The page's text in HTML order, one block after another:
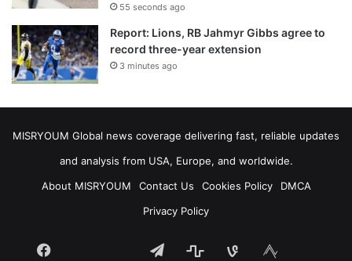
55 seconds ago
Report: Lions, RB Jahmyr Gibbs agree to
record three-year extension
3 minutes ago
MISRYOUM Global news coverage delivering fast, reliable updates
and analysis from USA, Europe, and worldwide.
About MISRYOUM
Contact Us Cookies Policy
DMCA
Privacy Policy
Facebook vk.comTelegramstatsbsky mastodon